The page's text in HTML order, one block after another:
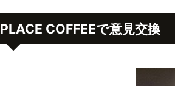
PLACE COFFEEで意見交換